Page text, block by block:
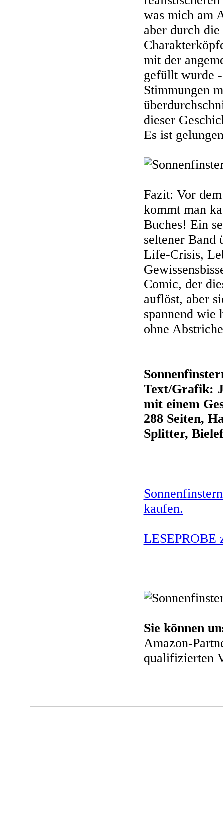
was mich am
aber durch
mit der
gefüllt wurde
Stimmungen
dieser
Es ist
Fazit: Vor
kommt man
Buches! Ein
seltener Band
Life-Crisis,
Comic, der
auflöst, aber
spannend wie
ohne
Text/Grafik:
mit einem
288 Seiten,
Splitter,
kaufen.
LESEPROBE
Sie können
Amazon-
qualifizierten